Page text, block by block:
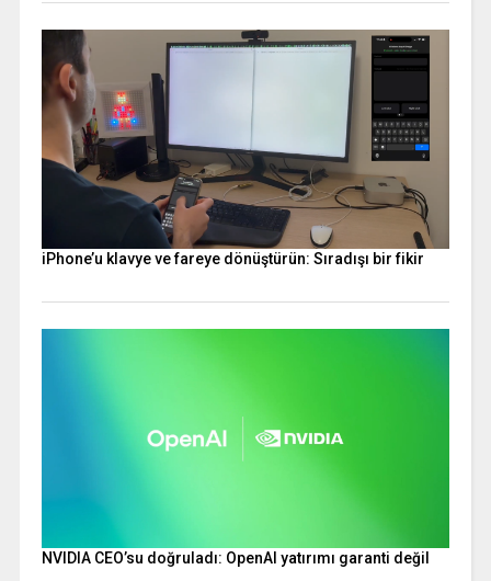
iPhone’u klavye ve fareye dönüştürün: Sıradışı bir fikir
NVIDIA CEO’su doğruladı: OpenAI yatırımı garanti değil